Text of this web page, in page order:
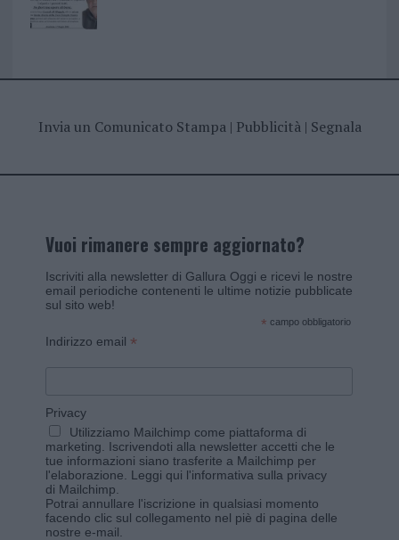
Invia un Comunicato Stampa| Pubblicità| Segnala
Vuoi rimanere sempre aggiornato?
Iscriviti alla newsletter di Gallura Oggi e ricevi le nostre
email periodiche contenenti le ultime notizie pubblicate
sul sito web!
* campo obbligatorio
Indirizzo email *
Privacy
Utilizziamo Mailchimp come piattaforma di
marketing. Iscrivendoti alla newsletter accetti che le
tue informazioni siano trasferite a Mailchimp per
l'elaborazione. Leggi qui l'informativa sulla privacy
di Mailchimp
Potrai annullare l'iscrizione in qualsiasi momento
facendo clic sul collegamento nel piè di pagina delle
nostre e-mail.